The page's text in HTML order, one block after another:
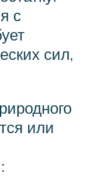
с
сил,
или